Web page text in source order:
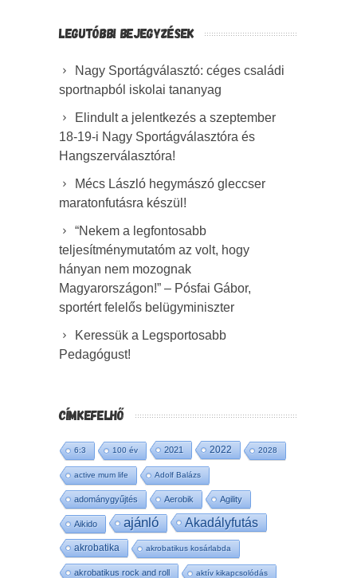
LEGUTÓBBI BEJEGYZÉSEK
Nagy Sportágválasztó: céges családi
sportnapból iskolai tananyag
Elindult a jelentkezés a szeptember
18-19-i Nagy Sportágválasztóra és
Hangszerválasztóra!
Mécs László hegymászó gleccser
maratonfutásra készül!
“Nekem a legfontosabb
teljesítménymutatóm az volt, hogy
hányan nem mozognak
Magyarországon!” – Pósfai Gábor,
sportért felelős belügyminiszter
Keressük a Legsportosabb
Pedagógust!
CÍMKEFELHŐ
6:3 100 év 2021 2022 2028
active mum life Adolf Balázs
adománygyűjtés Aerobik Agility
Aikido ajánló Akadályfutás
akrobatika akrobatikus kosárlabda
akrobatikus rock and roll aktív kikapcsolódás